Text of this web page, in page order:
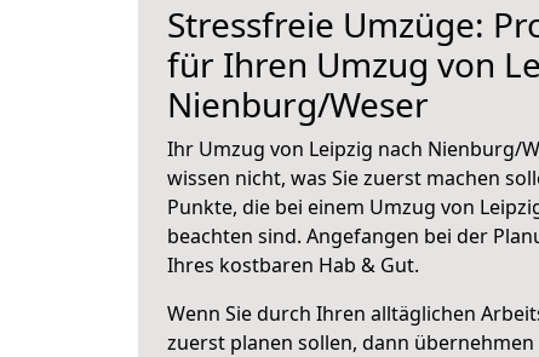
Stressfreie Umzüge:
für Ihren Umzug von
Nienburg/Weser
Ihr Umzug von Leipzig nach Nienburg/
wissen nicht, was Sie zuerst machen
Punkte, die bei einem Umzug von
beachten sind. Angefangen bei der
Ihres kostbaren Hab & Gut.
Wenn Sie durch Ihren alltäglichen
zuerst planen sollen, dann